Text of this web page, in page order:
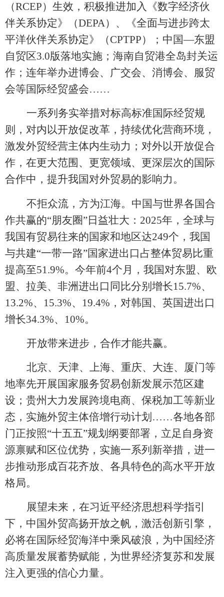
（RCEP）生效，积极推进加入《数字经济伙
伴关系协定》（DEPA）、《全面与进步跨太
平洋伙伴关系协定》（CPTPP）；中国—东盟
自贸区3.0版落地实施；海南自贸港全岛封关运
作；连年举办进博会、广交会、消博会、服贸
会等国际经贸盛会……
一系列务实举措对标高标准国际经贸规
则，对内以开放促改革，持续优化营商环境，
激发外贸经营主体内生动力；对外以开放促合
作，在更大范围、更宽领域、更深层次的国际
合作中，提升我国对外贸易的影响力。
不拒众流，方为江海。中国与世界各国合
作共赢的“朋友圈”日益壮大：2025年，全球与
我国有贸易往来的国家和地区达249个，我国
与共建“一带一路”国家进出口占整体贸易比重
提高至51.9%。今年前4个月，我国对东盟、欧
盟、拉美、非洲进出口同比分别增长15.7%、
13.2%、15.3%、19.4%，对韩国、英国进出口
增长34.3%、10%。
开放带来进步，合作才能共赢。
北京、天津、上海、重庆、大连、厦门等
地率先开展国家服务贸易创新发展示范区建
设；贵州大力发展跨境电商、保税加工等新业
态，实施外贸主体倍增行动计划 ……各地各部
门正按照“十五五”规划纲要部署，立足自身资
源禀赋和区位优势，实施一系列新举措，进一
步推动形成百花齐放、各具特色的高水平开放
格局。
展望未来，在习近平经济思想科学指引
下，中国外贸高扬开放之帆，激活创新引擎，
必将在国际经贸海洋中乘风破浪，为中国经济
高质量发展蓄势赋能，为世界经济复苏和发展
注入更强的信心力量。